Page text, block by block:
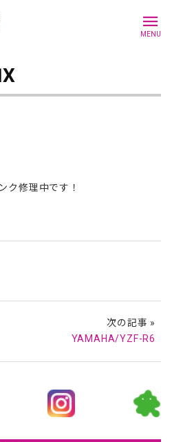
menu
MENU
ク修理中です！
次の記事 »
YAMAHA/YZF-R6